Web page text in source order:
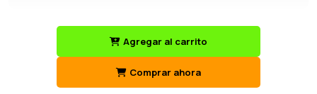
Agregar al carrito
Comprar ahora